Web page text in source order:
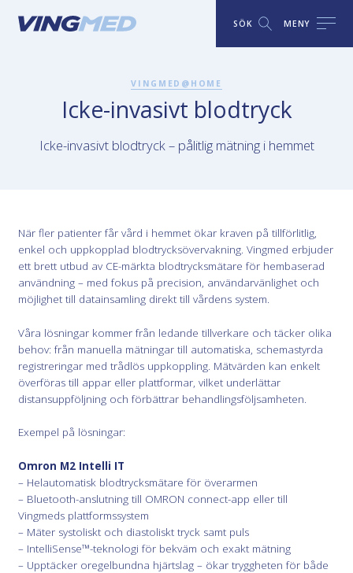
SÖK MENY
VINGMED@HOME
Icke-invasivt blodtryck
Icke-invasivt blodtryck – pålitlig mätning i hemmet
När fler patienter får vård i hemmet ökar kraven på tillförlitlig,
enkel och uppkopplad blodtrycksövervakning. Vingmed erbjuder
ett brett utbud av CE-märkta blodtrycksmätare för hembaserad
användning – med fokus på precision, användarvänlighet och
möjlighet till datainsamling direkt till vårdens system.
Våra lösningar kommer från ledande tillverkare och täcker olika
behov: från manuella mätningar till automatiska, schema­styrda
registreringar med trådlös uppkoppling. Mätvärden kan enkelt
överföras till appar eller plattformar, vilket underlättar
distansuppföljning och förbättrar behandlingsföljsamheten.
Exempel på lösningar:
Omron M2 Intelli IT
– Helautomatisk blodtrycksmätare för överarmen
– Bluetooth-anslutning till OMRON connect-app eller till
Vingmeds plattformssystem
– Mäter systoliskt och diastoliskt tryck samt puls
– IntelliSense™-teknologi för bekväm och exakt mätning
– Upptäcker oregelbundna hjärtslag – ökar tryggheten för både